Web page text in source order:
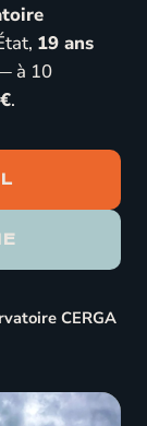
19 ans
à 10
.
CERGA